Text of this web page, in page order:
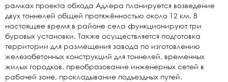
рамках проекта обхода Адлера планируется возведение
двух тоннелей общей протяжённостью около 12 км. В
настоящее время в районе села функционируют три
буровых установки. Также осуществляется подготовка
территории для размещения завода по изготовлению
железобетонных конструкций для тоннелей, временных
жилых городков, преобразование инженерных сетей в
рабочей зоне, прокладывание подъездных путей.